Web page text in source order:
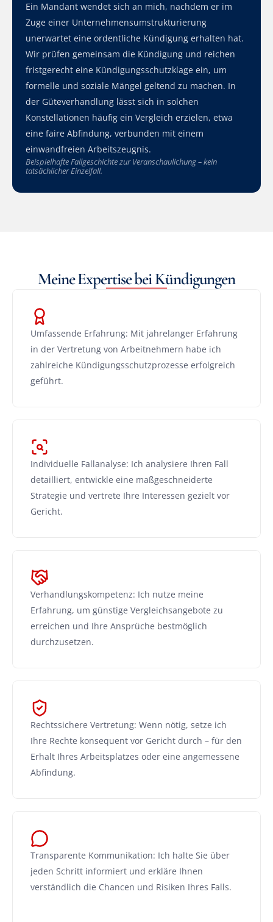
Ein Mandant wendet sich an mich, nachdem er im
Zuge einer Unternehmensumstrukturierung
unerwartet eine ordentliche Kündigung erhalten hat.
Wir prüfen gemeinsam die Kündigung und reichen
fristgerecht eine Kündigungsschutzklage ein, um
formelle und soziale Mängel geltend zu machen. In
der Güteverhandlung lässt sich in solchen
Konstellationen häufig ein Vergleich erzielen, etwa
eine faire Abfindung, verbunden mit einem
einwandfreien Arbeitszeugnis.
Beispielhafte Fallgeschichte zur Veranschaulichung – kein
tatsächlicher Einzelfall.
Meine Expertise bei Kündigungen
Umfassende Erfahrung: Mit jahrelanger Erfahrung
in der Vertretung von Arbeitnehmern habe ich
zahlreiche Kündigungsschutzprozesse erfolgreich
geführt.
Individuelle Fallanalyse: Ich analysiere Ihren Fall
detailliert, entwickle eine maßgeschneiderte
Strategie und vertrete Ihre Interessen gezielt vor
Gericht.
Verhandlungskompetenz: Ich nutze meine
Erfahrung, um günstige Vergleichsangebote zu
erreichen und Ihre Ansprüche bestmöglich
durchzusetzen.
Rechtssichere Vertretung: Wenn nötig, setze ich
Ihre Rechte konsequent vor Gericht durch – für den
Erhalt Ihres Arbeitsplatzes oder eine angemessene
Abfindung.
Transparente Kommunikation: Ich halte Sie über
jeden Schritt informiert und erkläre Ihnen
verständlich die Chancen und Risiken Ihres Falls.